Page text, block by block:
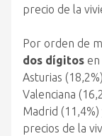
precio de la
Por orden de
dos dígitos
Asturias
Valenciana
Madrid (11,4%)
precios de la